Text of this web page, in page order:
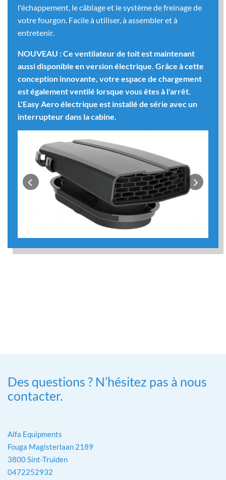
l'échappement, le câblage et le système de freinage de
votre fourgon. Facile à utiliser, à assembler et à
entretenir.
NOUVEAU : Ce ventilateur de toit est maintenant
aussi disponible en version électrique. Grâce à cette
conception innovante, votre espace de chargement
est également ventilé lorsque vous êtes à l'arrêt.
L'Easy Aero électrique est installé de série avec un
interrupteur dans la cabine.
Des questions ? N’hésitez pas à nous
contacter.
Alfa Equipments
Fouga Magisterlaan 2189
3800 Sint-Truiden
0472252932